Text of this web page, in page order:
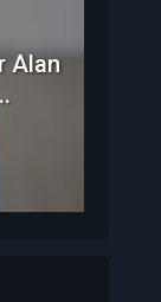
Alan